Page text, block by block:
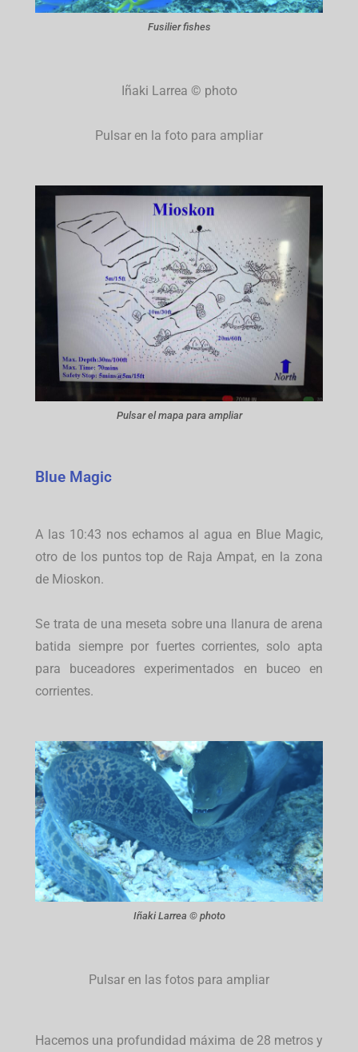
Fusilier fishes
Iñaki Larrea © photo
Pulsar en la foto para ampliar
Pulsar el mapa para ampliar
Blue Magic
A las 10:43 nos echamos al agua en Blue Magic,
otro de los puntos top de Raja Ampat, en la zona
de Mioskon.
Se trata de una meseta sobre una llanura de arena
batida siempre por fuertes corrientes, solo apta
para buceadores experimentados en buceo en
corrientes.
Iñaki Larrea © photo
Pulsar en las fotos para ampliar
Hacemos una profundidad máxima de 28 metros y